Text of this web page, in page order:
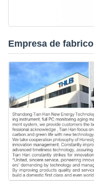
Empresa de fabrico